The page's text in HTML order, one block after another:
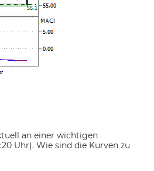
an einer wichtigen
Uhr). Wie sind die Kurven zu